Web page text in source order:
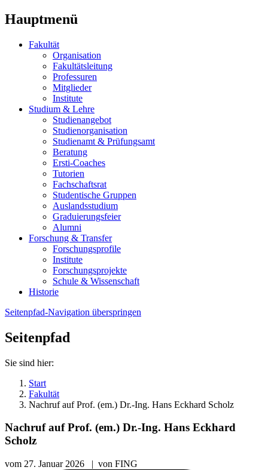
Hauptmenü
Fakultät
Organisation
Fakultätsleitung
Professuren
Mitglieder
Institute
Studium & Lehre
Studienangebot
Studienorganisation
Studienamt & Prüfungsamt
Beratung
Ersti-Coaches
Tutorien
Fachschaftsrat
Studentische Gruppen
Auslandsstudium
Graduierungsfeier
Alumni
Forschung & Transfer
Forschungsprofile
Institute
Forschungsprojekte
Schule & Wissenschaft
Historie
Seitenpfad-Navigation überspringen
Seitenpfad
Sie sind hier:
Start
Fakultät
Nachruf auf Prof. (em.) Dr.-Ing. Hans Eckhard Scholz
Nachruf auf Prof. (em.) Dr.-Ing. Hans Eckhard
Scholz
vom 27. Januar 2026 | von FING